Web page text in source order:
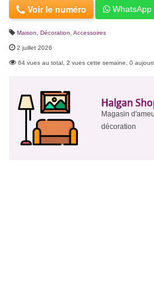
Voir le numéro WhatsApp
Maison, Décoration Accessoires
2 juillet 2026
64 vues au total, 2 vues cette semaine, 0
Halgan
Magasin
décoration